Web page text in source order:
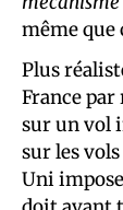
même que
Plus
France par
sur un vol
sur les
Uni